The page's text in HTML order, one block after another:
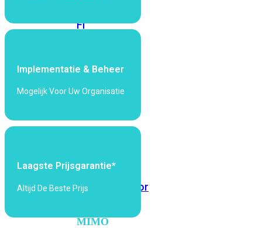
Fi
Wi-
Fi
6EWi-
Omgeving
Indoor Outdoor
MIMO
Implementatie & Beheer
Mogelijk Voor Uw Organisatie
Laagste Prijsgarantie*
Altijd De Beste Prijs